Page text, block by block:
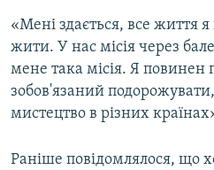
«Мені здається, все життя я
жити. У нас місія через
мене така місія. Я повинен
зобов'язаний
мистецтво в різних
Раніше повідомлялося, що